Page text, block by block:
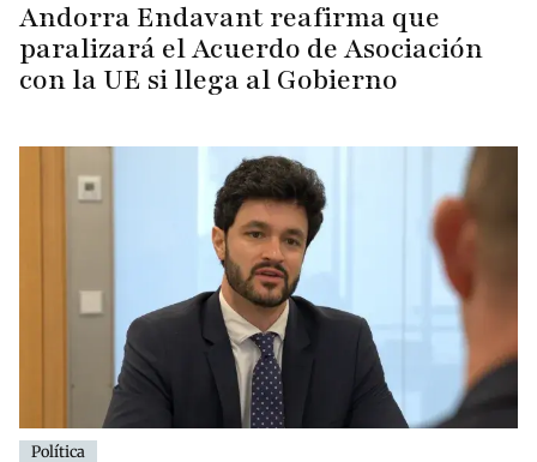
Andorra Endavant reafirma que
paralizará el Acuerdo de Asociación
con la UE si llega al Gobierno
Política